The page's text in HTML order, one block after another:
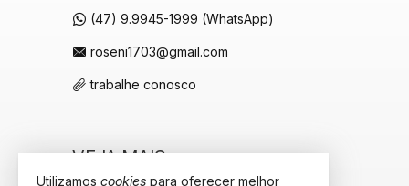
(47) 9.9945-1999 (WhatsApp)
roseni1703@gmail.com
trabalhe conosco
VEJA MAIS
Utilizamos cookies para oferecer melhor